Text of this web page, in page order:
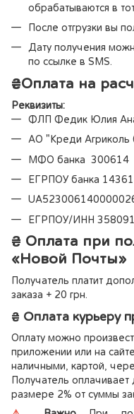
обрабатываются в
После отгрузки вы
Дату получения
по ссылке в SMS.
₴Оплата на
Реквизиты:
ФЛП Федик Юлия
АО "Креди Агриколь
МФО банка 300614
ЕГРПОУ банка
ЕГРПОУ/ИНН
₴ Оплата при
«Новой Почты»
Получатель платит
заказа + 20 грн.
₴ Оплата курьеру
Оплату можно
приложении или на
наличными, картой,
Получатель
размере 2% от суммы